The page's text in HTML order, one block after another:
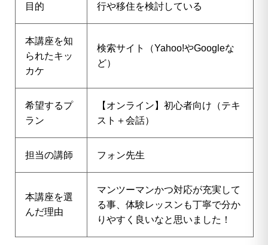
目的
行や移住を検討している
本講座を知
られたキッ
カケ
検索サイト（Yahoo!やGoogleな
ど）
希望するプ
ラン
【オンライン】初心者向け（テキ
スト＋会話）
担当の講師 フォン先生
本講座を選
んだ理由
マンツーマンかつ対応が充実して
る事、体験レッスンも丁寧で分か
りやすく良いなと思いました！